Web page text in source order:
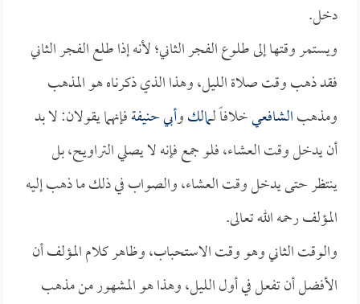
دخل.
ويستمر وقتها إلى طلوع الفجر الثاني؛ لأنه إذا طلع الفجر الثاني
فقد ذهب وقت صلاة الليل، وهذا الذي ذكرناه هو المذهب
ومذهبالشافعيخلافاً لـمالكوأبي حنيفةفإنهما يقولان: لا بد
أن يدخل وقت العشاء، فلو جمع فإنه لا يصلي التراويح، بل
ينتظر حتى يدخل وقت العشاء، والصواب في ذلك ما ذهب إليه
المؤلف رحمه الله تعالى.
والوقت الثاني وهو وقت الاستحباب، وظاهر كلام المؤلف أن
الأفضل أن تفعل في أول الليل، وهذا هو المشهور من مذهب